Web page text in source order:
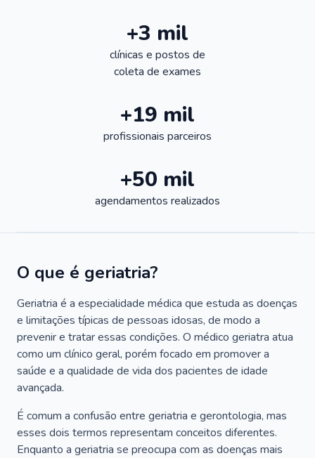
+3 mil
clínicas e postos de
coleta de exames
+19 mil
profissionais parceiros
+50 mil
agendamentos realizados
O que é geriatria?
Geriatria é a especialidade médica que estuda as doenças
e limitações típicas de pessoas idosas, de modo a
prevenir e tratar essas condições. O médico geriatra atua
como um clínico geral, porém focado em promover a
saúde e a qualidade de vida dos pacientes de idade
avançada.
É comum a confusão entre geriatria e gerontologia, mas
esses dois termos representam conceitos diferentes.
Enquanto a geriatria se preocupa com as doenças mais